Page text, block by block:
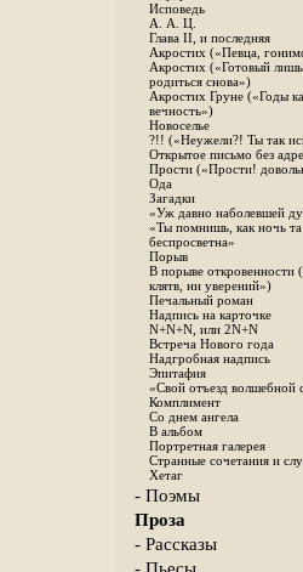
Исповедь
А. А. Ц.
Глава II, и последняя
Акростих («Певца,
Акростих («Готовый
родиться снова»)
Акростих Груне («Годы
вечность»)
Новоселье
?!! («Неужели?! Ты так
Открытое письмо без
Прости («Прости!
Ода
Загадки
«Уж давно наболевшей
«Ты помнишь, как ночь
беспросветна»
Порыв
В порыве откровенности
клятв, ни уверений»)
Печальный роман
Надпись на карточке
N+N+N, или 2N+N
Встреча Нового года
Надгробная надпись
Эпитафия
«Свой отъезд волшебной
Комплимент
Со днем ангела
В альбом
Портретная галерея
Странные сочетания и
Хетаг
- Поэмы
Проза
- Рассказы